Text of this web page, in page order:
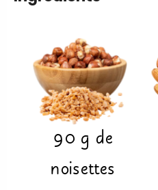
90 g de
noisettes